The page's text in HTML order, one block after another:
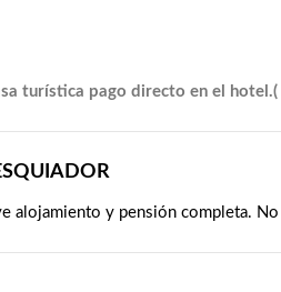
turística pago directo en el
alojamiento y pensión completa.